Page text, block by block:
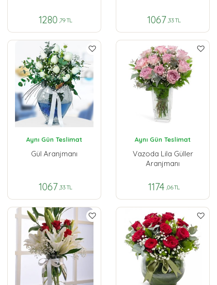
1280 ,79 TL 1067 ,33 TL
Aynı Gün Teslimat
Gül Aranjmanı
1067 ,33 TL
Aynı Gün Teslimat
Vazoda Lila Güller
Aranjmanı
1174 ,06 TL